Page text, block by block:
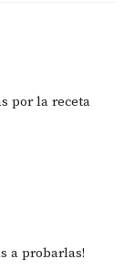
por la receta
a probarlas!